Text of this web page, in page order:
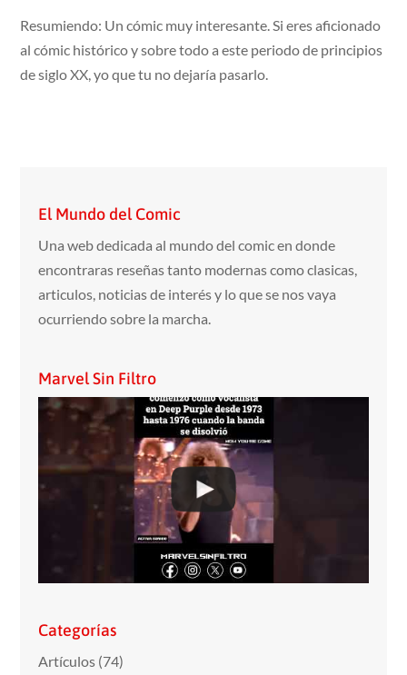
Resumiendo: Un cómic muy interesante. Si eres aficionado
al cómic histórico y sobre todo a este periodo de principios
de siglo XX, yo que tu no dejaría pasarlo.
El Mundo del Comic
Una web dedicada al mundo del comic en donde
encontraras reseñas tanto modernas como clasicas,
articulos, noticias de interés y lo que se nos vaya
ocurriendo sobre la marcha.
Marvel Sin Filtro
Categorías
Artículos (74)